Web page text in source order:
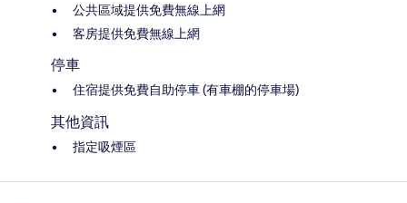
公共區域提供免費無線上網
客房提供免費無線上網
停車
住宿提供免費自助停車 (有車棚的停車場)
其他資訊
指定吸煙區